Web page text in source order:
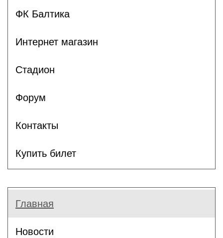
ФК Балтика
Интернет магазин
Стадион
Форум
Контакты
Купить билет
Главная
Новости